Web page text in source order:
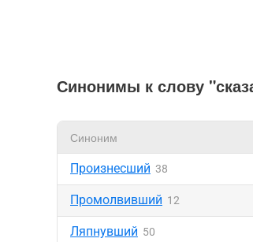
Синонимы к слову
Синоним
Произнесший 38
Промолвивший 12
Ляпнувший 50